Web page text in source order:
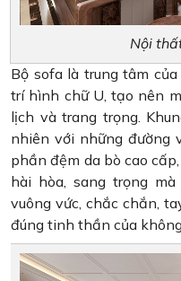
Nội
Bộ sofa là trung tâm
trí hình chữ U, tạo nên
lịch và trang trọng.
nhiên với những đường
phần đệm da bò cao
hài hòa, sang trọng
vuông vức, chắc chắn,
đúng tinh thần của